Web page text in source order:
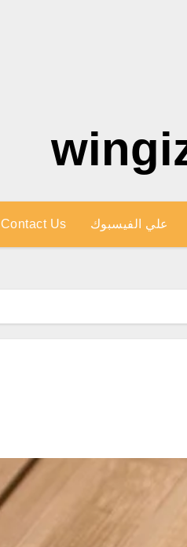
علي الفيسبوك Contact Us